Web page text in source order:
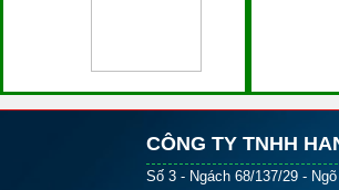
CÔNG TY TNHH
Số 3 - Ngách 68/137/29 -